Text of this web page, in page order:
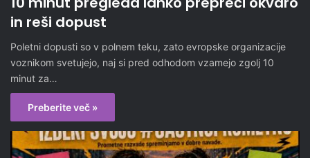
in reši dopust
Poletni dopusti so v polnem teku, zato evropske organizacije
voznikom svetujejo, naj si pred odhodom vzamejo zgolj 10
minut za…
Preberite več »